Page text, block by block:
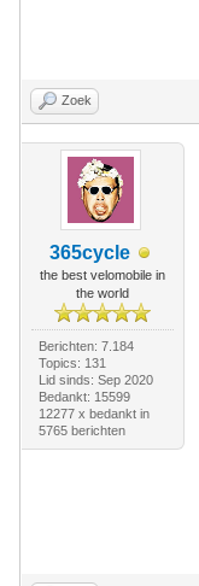
Zoek
365cycle
the best velomobile in
the world
Berichten: 7.184
Topics: 131
Lid sinds: Sep 2020
Bedankt: 15599
12277 x bedankt in
5765 berichten